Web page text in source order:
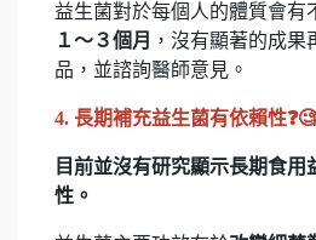
益生菌對於每個人的體質會有
１～３個月 ，沒有顯著的成
品，並諮詢醫師意見。
4. 長期補充益生菌有依賴性❓🧐
目前並沒有研究顯示長期食用
性。